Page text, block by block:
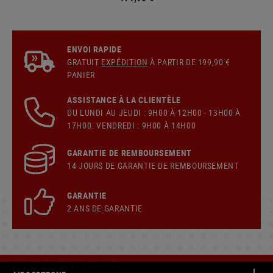
ENVOI RAPIDE
GRATUIT EXPÉDITION À PARTIR DE 199,90 €
PANIER
ASSISTANCE À LA CLIENTÈLE
DU LUNDI AU JEUDI : 9H00 À 12H00 - 13H00 À
17H00. VENDREDI : 9H00 À 14H00
GARANTIE DE REMBOURSEMENT
14 JOURS DE GARANTIE DE REMBOURSEMENT
GARANTIE
2 ANS DE GARANTIE